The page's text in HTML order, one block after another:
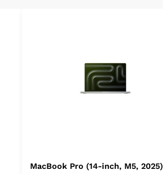
MacBook Pro (14-inch, M5, 2025)